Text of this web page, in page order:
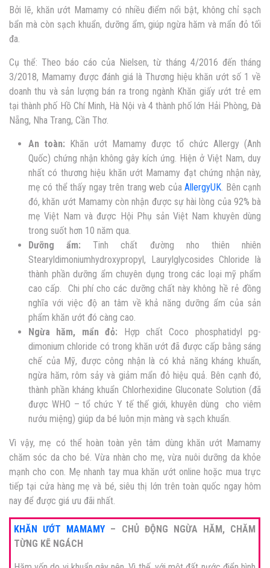
Bởi lẽ, khăn ướt Mamamy có nhiều điểm nổi bật, không chỉ sạch
bẩn mà còn sạch khuẩn, dưỡng ẩm, giúp ngừa hăm và mẩn đỏ tối
đa.
Cụ thể: Theo báo cáo của Nielsen, từ tháng 4/2016 đến tháng
3/2018, Mamamy được đánh giá là Thương hiệu khăn ướt số 1 về
doanh thu và sản lượng bán ra trong ngành Khăn giấy ướt trẻ em
tại thành phố Hồ Chí Minh, Hà Nội và 4 thành phố lớn Hải Phòng, Đà
Nẵng, Nha Trang, Cần Thơ.
An toàn: Khăn ướt Mamamy được tổ chức Allergy (Anh
Quốc) chứng nhận không gây kích ứng. Hiện ở Việt Nam, duy
nhất có thương hiệu khăn ướt Mamamy đạt chứng nhận này,
mẹ có thể thấy ngay trên trang web của AllergyUK . Bên cạnh
đó, khăn ướt Mamamy còn nhận được sự hài lòng của 92% bà
mẹ Việt Nam và được Hội Phụ sản Việt Nam khuyên dùng
trong suốt hơn 10 năm qua.
Dưỡng ẩm: Tinh chất đường nho thiên nhiên
Stearyldimoniumhydroxypropyl, Laurylglycosides Chloride là
thành phần dưỡng ẩm chuyên dụng trong các loại mỹ phẩm
cao cấp. Chi phí cho các dưỡng chất này không hề rẻ đồng
nghĩa với việc độ an tâm về khả năng dưỡng ẩm của sản
phẩm khăn ướt đó càng cao.
Ngừa hăm, mẩn đỏ: Hợp chấtCoco phosphatidyl pg-
dimonium chloride có trong khăn ướt đã được cấp bằng sáng
chế của Mỹ, được công nhận là có khả năng kháng khuẩn,
ngừa hăm, rôm sảyvà giảm mẩn đỏ hiệu quả. Bên cạnh đó,
thành phần kháng khuẩn Chlorhexidine Gluconate Solution (đã
được WHO – tổ chức Y tế thế giới, khuyên dùng cho viêm
nướu miệng) giúp da bé luôn mịn màng và sạch khuẩn.
Vì vậy, mẹ có thể hoàn toàn yên tâm dùng khăn ướt Mamamy
chăm sóc da cho bé. Vừa nhàn cho mẹ, vừa nuôi dưỡng da khỏe
mạnh cho con. Mẹ nhanh tay mua khăn ướt online hoặc mua trực
tiếp tại cửa hàng mẹ và bé, siêu thị lớn trên toàn quốc ngay hôm
nay để được giá ưu đãi nhất.
KHĂN ƯỚT MAMAMY – CHỦ ĐỘNG NGỪA HĂM, CHĂM
TỪNG KẼ NGÁCH